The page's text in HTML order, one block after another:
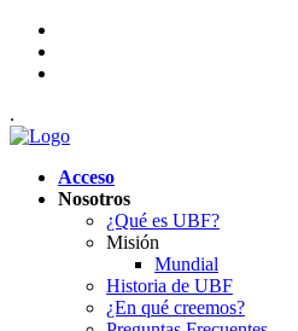
.
Acceso
Nosotros
¿Qué es UBF?
Misión
Mundial
Historia de UBF
¿En qué creemos?